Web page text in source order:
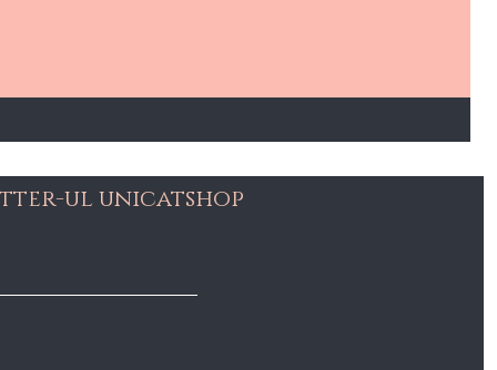
ul unicatshop